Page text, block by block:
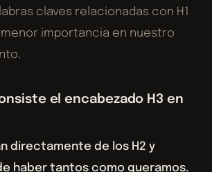
claves relacionadas con H1
importancia en nuestro
el encabezado H3 en
directamente de los H2 y
haber tantos como queramos.